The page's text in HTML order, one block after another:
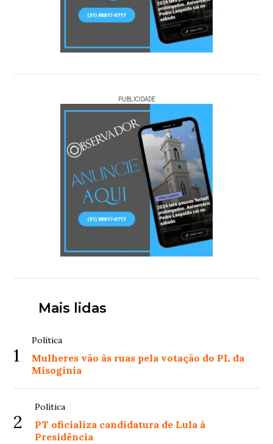
PUBLICIDADE
Mais lidas
1
Política
Mulheres vão às ruas pela votação do PL da
Misoginia
2
Política
PT oficializa candidatura de Lula à
Presidência